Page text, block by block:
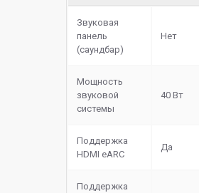
Звуковая
панель
(саундбар)
Нет
Мощность
звуковой
системы
40 Вт
Поддержка
HDMI eARC
Да
Поддержка